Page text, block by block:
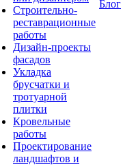
Строительно-
реставрационные
работы
Дизайн-проекты
фасадов
Укладка
брусчатки и
тротуарной
плитки
Кровельные
работы
Проектирование
ландшафтов и
Блог